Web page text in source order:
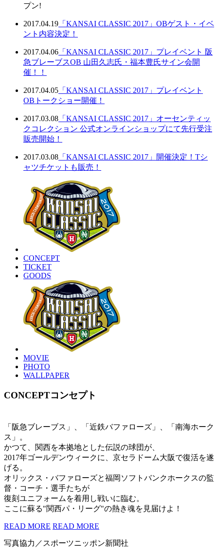
プン!
2017.04.19 「KANSAI CLASSIC 2017」OBゲスト・イベ
ント内容決定！
2017.04.06 「KANSAI CLASSIC 2017」プレイベント 阪
急ブレーブスOB 山田久志氏・福本豊氏サイン会開
催！！
2017.04.05 「KANSAI CLASSIC 2017」プレイベント
OBトークショー開催！
2017.03.08 「KANSAI CLASSIC 2017」オーセンティッ
クコレクション 公式オンラインショップにて先行受注
販売開始！
2017.03.08 「KANSAI CLASSIC 2017」開催決定！Tシ
ャツチケットも販売！
CONCEPT
TICKET
GOODS
MOVIE
PHOTO
WALLPAPER
CONCEPTコンセプト
「阪急ブレーブス」、「近鉄バファローズ」、「南海ホーク
ス」。
かつて、関西を本拠地とした伝説の球団が、
2017年ゴールデンウィークに、京セラドーム大阪で復活を遂
げる。
オリックス・バファローズと福岡ソフトバンクホークスの監
督・コーチ・選手たちが
復刻ユニフォームを着用し戦いに臨む。
ここに蘇る"関西パ・リーグ"の熱き魂を見届けよ！
READ MORE READ MORE
写真協力／スポーツニッポン新聞社